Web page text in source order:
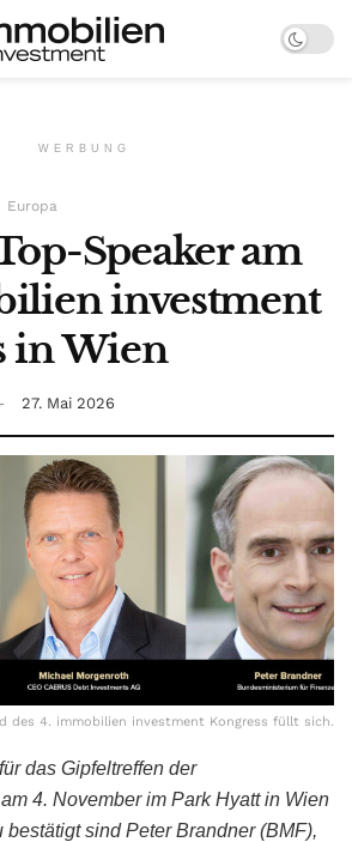
WERBUNG
Europa
Speaker am
investment
in Wien
27. Mai 2026
des 4. immobilien investment Kongress füllt sich.
das Gipfeltreffen der
4. November im Park Hyatt in Wien
bestätigt sind Peter Brandner (BMF),